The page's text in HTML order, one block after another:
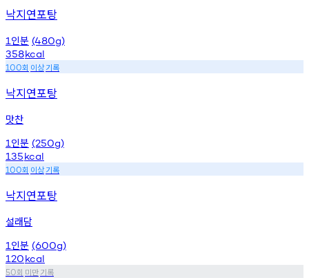
낙지연포탕
1 인분 (480g)
358kcal
100회 이상기록
낙지연포탕
맛찬
1 인분 (250g)
135kcal
100회 이상기록
낙지연포탕
설래담
1 인분 (600g)
120kcal
50회 미만기록